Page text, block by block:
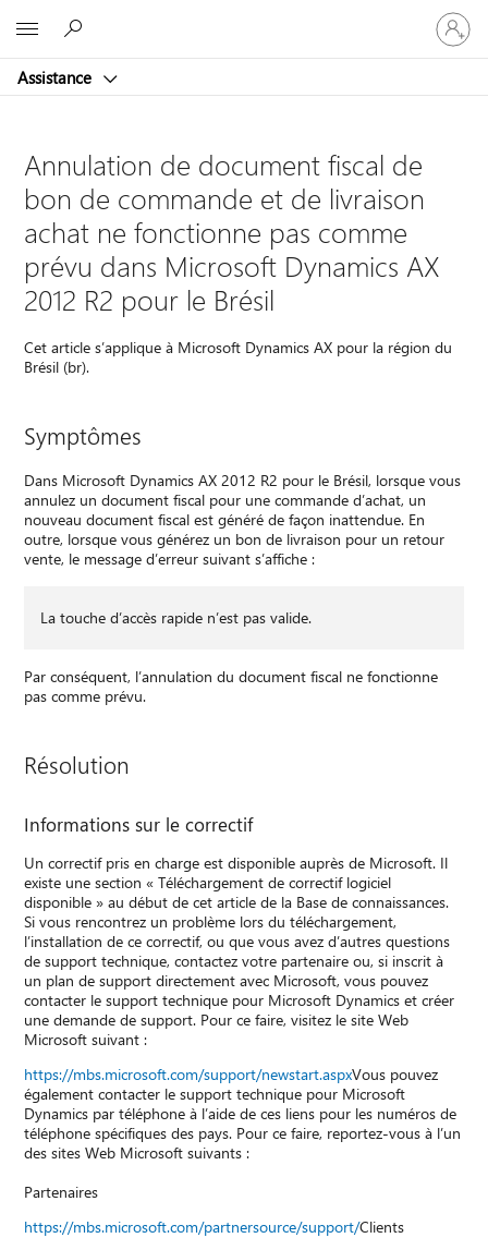
Assistance
vous
à
compte
Annulation de document fiscal de
bon de commande et de livraison
achat ne fonctionne pas comme
prévu dans Microsoft Dynamics AX
2012 R2 pour le Brésil
Cet article s’applique à Microsoft Dynamics AX pour la région du
Brésil (br).
Symptômes
Dans Microsoft Dynamics AX 2012 R2 pour le Brésil, lorsque vous
annulez un document fiscal pour une commande d’achat, un
nouveau document fiscal est généré de façon inattendue. En
outre, lorsque vous générez un bon de livraison pour un retour
vente, le message d’erreur suivant s’affiche :
La touche d’accès rapide n’est pas valide.
Par conséquent, l’annulation du document fiscal ne fonctionne
pas comme prévu.
Résolution
Informations sur le correctif
Un correctif pris en charge est disponible auprès de Microsoft. Il
existe une section « Téléchargement de correctif logiciel
disponible » au début de cet article de la Base de connaissances.
Si vous rencontrez un problème lors du téléchargement,
l’installation de ce correctif, ou que vous avez d’autres questions
de support technique, contactez votre partenaire ou, si inscrit à
un plan de support directement avec Microsoft, vous pouvez
contacter le support technique pour Microsoft Dynamics et créer
une demande de support. Pour ce faire, visitez le site Web
Microsoft suivant :
https://mbs.microsoft.com/support/newstart.aspxVous pouvez
également contacter le support technique pour Microsoft
Dynamics par téléphone à l’aide de ces liens pour les numéros de
téléphone spécifiques des pays. Pour ce faire, reportez-vous à l’un
des sites Web Microsoft suivants :
Partenaires
https://mbs.microsoft.com/partnersource/support/Clients